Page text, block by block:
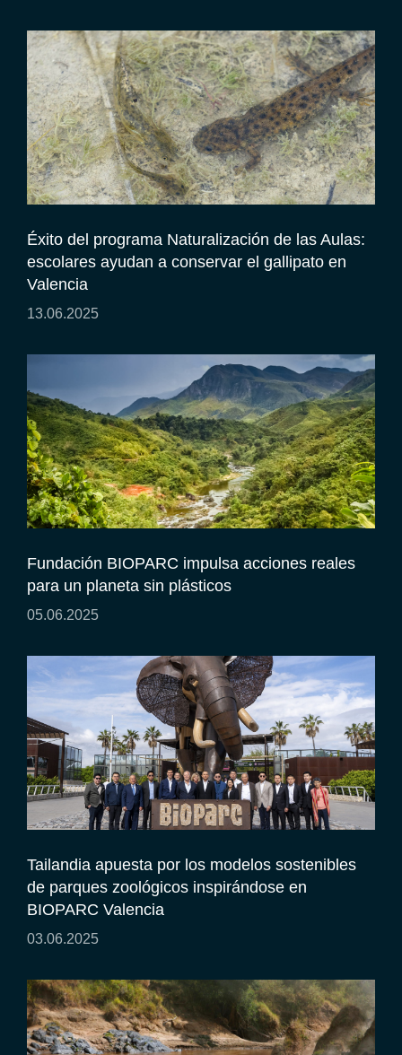
Éxito del programa Naturalización de las Aulas:
escolares ayudan a conservar el gallipato en
Valencia
13.06.2025
Fundación BIOPARC impulsa acciones reales
para un planeta sin plásticos
05.06.2025
Tailandia apuesta por los modelos sostenibles
de parques zoológicos inspirándose en
BIOPARC Valencia
03.06.2025